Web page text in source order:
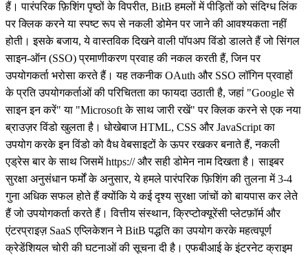
हैं। पारंपरिक फ़िशिंग पृष्ठों के विपरीत, BitB हमलों में पीड़ितों को संदिग्ध लिंक
पर क्लिक करने या स्पष्ट रूप से नकली डोमेन पर जाने की आवश्यकता नहीं
होती। इसके बजाय, ये वास्तविक दिखने वाली पॉपअप विंडो डालते हैं जो सिंगल
साइन-ऑन (SSO) प्रमाणीकरण प्रवाह की नकल करती हैं, जिन पर
उपयोगकर्ता भरोसा करते हैं। यह तकनीक OAuth और SSO लॉगिन प्रवाहों
के प्रति उपयोगकर्ताओं की परिचितता का फायदा उठाती है, जहां "Google से
साइन इन करें" या "Microsoft के साथ जारी रखें" पर क्लिक करने से एक नया
ब्राउज़र विंडो खुलता है। धोखेबाज HTML, CSS और JavaScript का
उपयोग करके इन विंडो को वैध वेबसाइटों के ऊपर रखकर बनाते हैं, नकली
एड्रेस बार के साथ जिसमें https:// और सही डोमेन नाम दिखता है। साइबर
सुरक्षा अनुसंधान फर्मों के अनुसार, ये हमले पारंपरिक फ़िशिंग की तुलना में 3-4
गुना अधिक सफल होते हैं क्योंकि ये कई दृश्य सुरक्षा जांचों को बायपास कर लेते
हैं जो उपयोगकर्ता करते हैं। वित्तीय संस्थान, क्रिप्टोक्यूरेंसी प्लेटफ़ॉर्म और
एंटरप्राइज़ SaaS एप्लिकेशन ने BitB पद्धति का उपयोग करके महत्वपूर्ण
क्रेडेंशियल चोरी की घटनाओं की सूचना दी है। एफबीआई के इंटरनेट क्राइम